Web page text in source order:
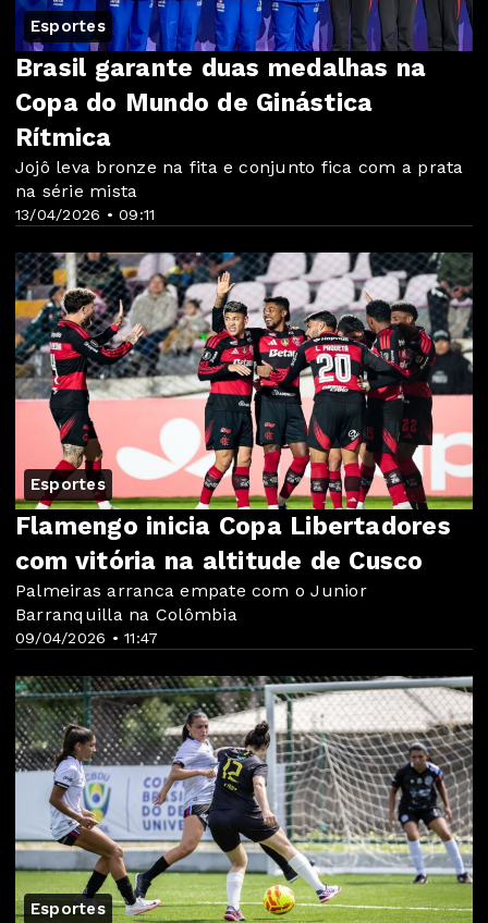
Esportes
13/04/2026 • 09:11
Brasil garante duas medalhas na
Copa do Mundo de Ginástica
Rítmica
Jojô leva bronze na fita e conjunto fica com a prata
na série mista
Esportes
09/04/2026 • 11:47
Flamengo inicia Copa Libertadores
com vitória na altitude de Cusco
Palmeiras arranca empate com o Junior
Barranquilla na Colômbia
Esportes